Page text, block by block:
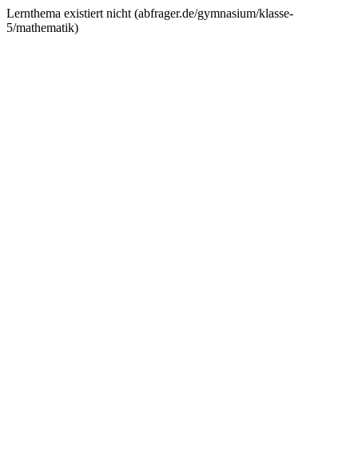
Lernthema existiert nicht (abfrager.de/gymnasium/klasse-
5/mathematik)